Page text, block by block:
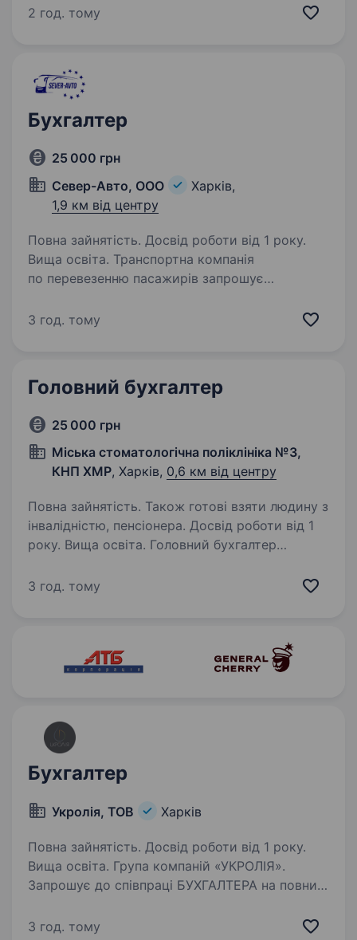
первинних документів та їх відображення
2 год. тому
Бухгалтер
25 000 грн
Север-Авто, ООО
Харків,
1,9 км від центру
Повна зайнятість. Досвід роботи від 1 року.
Вища освіта. Транспортна компанія
по перевезенню пасажирів запрошує
обов’язки: Нарахування та виплата заробітної
3 год. тому
Головний бухгалтер
25 000 грн
Міська стоматологічна поліклініка №3,
КНП ХМР, Харків, 0,6 км від центру
Повна зайнятість. Також готові взяти людину з
інвалідністю, пенсіонера. Досвід роботи від 1
року. Вища освіта. Головний бухгалтер
Петра Григоренка Графік роботи: понеділок-
3 год. тому
Бухгалтер
Укролія, ТОВ Харків
Повна зайнятість. Досвід роботи від 1 року.
Вища освіта. Група компаній «УКРОЛІЯ».
Запрошує до співпраці БУХГАЛТЕРА на повний
бухгалтером від 3 років. Досвід самостійного
3 год. тому